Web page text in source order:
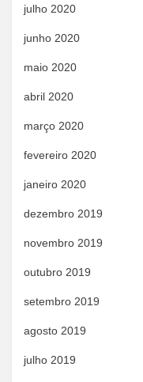
julho 2020
junho 2020
maio 2020
abril 2020
março 2020
fevereiro 2020
janeiro 2020
dezembro 2019
novembro 2019
outubro 2019
setembro 2019
agosto 2019
julho 2019